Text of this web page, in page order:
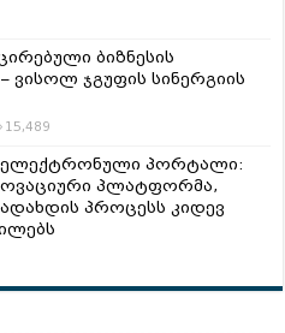
ბიზნესის
ვისოლ ჯგუფის სინერგიის
15,489
ელექტრონული პორტალი:
პლატფორმა,
პროცესს კიდევ